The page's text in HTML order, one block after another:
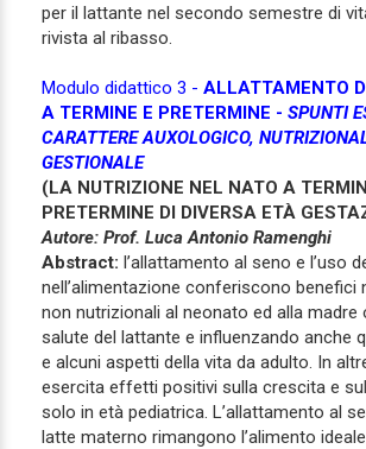
per il lattante nel secondo semestre di
rivista al ribasso.
Modulo didattico 3 - ALLATTAMENTO
A TERMINE E PRETERMINE - SPUNTI
CARATTERE AUXOLOGICO,
GESTIONALE
(LA NUTRIZIONE NEL NATO A
PRETERMINE DI DIVERSA ETÀ
Autore: Prof. Luca Antonio Ramenghi
Abstract: l’allattamento al seno e l’uso
nell’alimentazione conferiscono benefici
non nutrizionali al neonato ed alla
salute del lattante e influenzando anche
e alcuni aspetti della vita da adulto. In
esercita effetti positivi sulla crescita e
solo in età pediatrica. L’allattamento al
latte materno rimangono l’alimento